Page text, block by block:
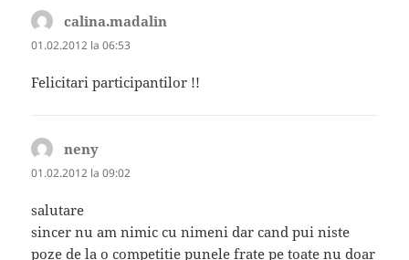
calina.madalin
01.02.2012 la 06:53
Felicitari participantilor !!
neny
01.02.2012 la 09:02
salutare
sincer nu am nimic cu nimeni dar cand pui niste
poze de la o competitie punele frate pe toate nu doar